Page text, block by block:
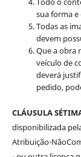
sua forma
Todas as
devem
Que a obra
veículo de
deverá
pedido,
CLÁUSULA
disponibilizada
Atribuição-